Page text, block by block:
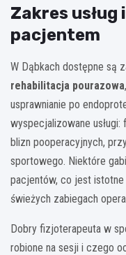
Zakres
pacjentem
W Dąbkach dostępne są
rehabilitacja pourazowa
usprawnianie po
wyspecjalizowane
blizn pooperacyjnych,
sportowego. Niektóre
pacjentów, co jest istotne
świeżych zabiegach
Dobry fizjoterapeuta w
robione na sesji i czego